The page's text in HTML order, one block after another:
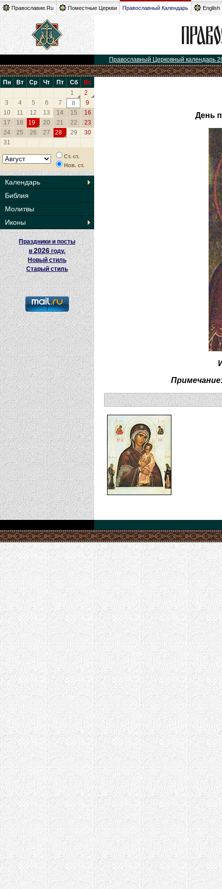
Православие.Ru Поместные Церкви Православный Календарь English
Православный Церковный календарь
Пн Вт Ср Чт Пт Сб
Вс
1
2
3
4 5 6 7 8
9
10
11 12 13 14 15
16
17
18 19 20 21 22
23
24
25 26 27 28 29
30
31
Ст. ст.
Нов. ст.
Календарь
Библия
Молитвы
Иконы
Праздники и посты
в2026 году.
Новый стиль
Старый стиль
День